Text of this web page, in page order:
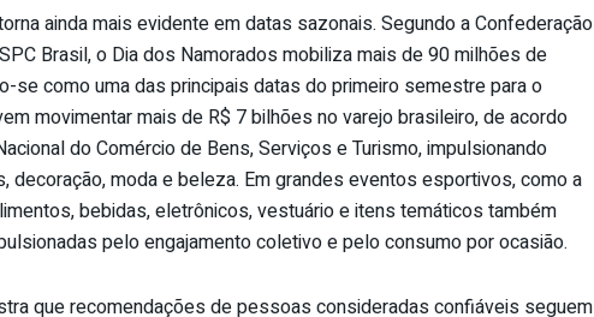
ainda mais evidente em datas sazonais. Segundo a Confederação
Brasil, o Dia dos Namorados mobiliza mais de 90 milhões de
se como uma das principais datas do primeiro semestre para o
movimentar mais de R$ 7 bilhões no varejo brasileiro, de acordo
do Comércio de Bens, Serviços e Turismo, impulsionando
decoração, moda e beleza. Em grandes eventos esportivos, como a
bebidas, eletrônicos, vestuário e itens temáticos também
pelo engajamento coletivo e pelo consumo por ocasião.
que recomendações de pessoas consideradas confiáveis seguem